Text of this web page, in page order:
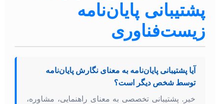
پشتیبانی پایان‌نامه
زیست‌فناوری
آیا پشتیبانی پایان‌نامه به معنای نگارش پایان‌نامه
توسط شخص دیگر است؟
خیر. پشتیبانی تخصصی به معنای راهنمایی، مشاوره،